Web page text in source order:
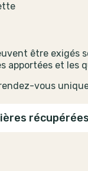
être exigés
apportées et les
vous
récupérées